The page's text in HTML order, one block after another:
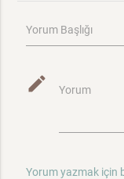
Yorum Başlığı
mode_edit Yorum
Yorum yazmak için